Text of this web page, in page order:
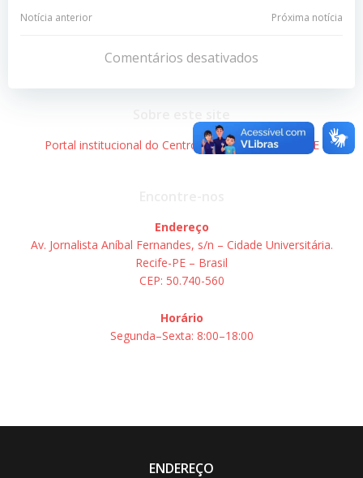
Navegação
Post
Notícia anterior
Navegação
de
Post
Próxima notícia
Comentários desativados
Portal institucional do Centro de Informática – UFPE
Endereço
Av. Jornalista Aníbal Fernandes, s/n – Cidade Universitária.
Recife-PE – Brasil
CEP: 50.740-560
Horário
Segunda–Sexta: 8:00–18:00
ENDEREÇO